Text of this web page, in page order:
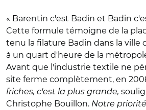
« Barentin c'est Badin et Badin
Cette formule témoigne de la
tenu la filature Badin dans la ville
à un quart d'heure de la
Avant que l'industrie textile ne
site ferme complètement, en
friches, c'est la plus grande,
Christophe Bouillon. Notre